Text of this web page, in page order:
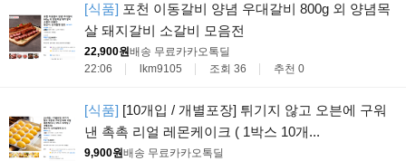
[식품] 포천 이동갈비 양념 우대갈비 800g 외 양념목
살 돼지갈비 소갈비 모음전
22,900원배송 무료카카오톡딜
22:06
lkm9105 조회 36 추천 0
[식품] [10개입 / 개별포장] 튀기지 않고 오븐에 구워
낸 촉촉 리얼 레몬케이크 ( 1박스 10개...
9,900원배송 무료카카오톡딜